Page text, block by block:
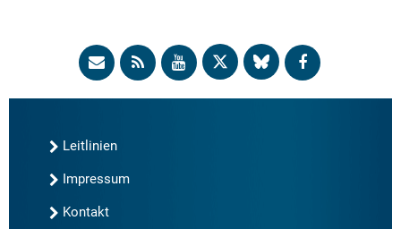
Leitlinien
Impressum
Kontakt